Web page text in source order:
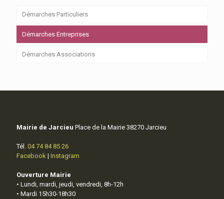
Démarches Particuliers
Démarches Entreprises
Démarches Associations
Mairie de Jarcieu Place de la Mairie 38270 Jarcieu
Tél. 04 74 84 85 26
Facebook | Instagram
Ouverture Mairie
• Lundi, mardi, jeudi, vendredi, 8h-12h
• Mardi 15h30-18h30